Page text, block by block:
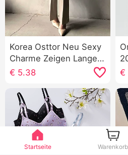
Korea Osttor Neu Sexy
Charme Zeigen Lange
Beine Koreanischer Stil
Vielseitig kombinierbar
Leicht ausgestellt
Freizeit Lange Hose
Damen
€ 5.38 €
Startseite Warenkorb